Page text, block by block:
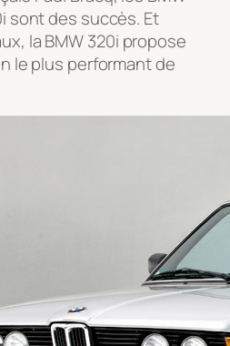
sont des succès. Et
la BMW 320i propose
le plus performant de